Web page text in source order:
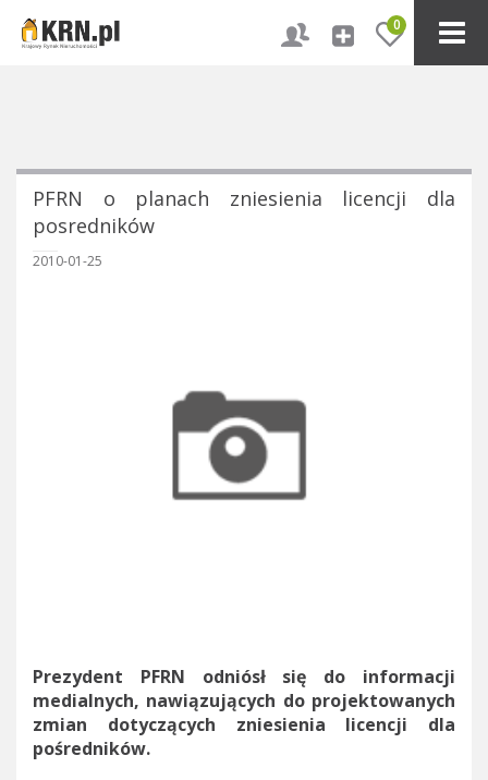
0
PFRN o planach zniesienia licencji dla
posredników
2010-01-25
Prezydent PFRN odniósł się do informacji
medialnych, nawiązujących do projektowanych
zmian dotyczących zniesienia licencji dla
pośredników.